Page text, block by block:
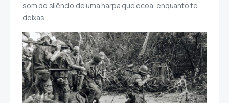
som do silêncio de uma harpa que ecoa, enquanto te
deixas…